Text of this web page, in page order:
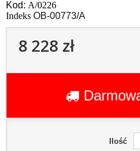
Kod: A/0226
Indeks OB-00773/A
8 228 zł
Ilość